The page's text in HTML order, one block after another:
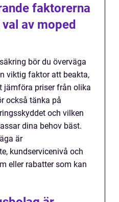
faktorerna
av moped
bör du överväga
viktig faktor att beakta,
jämföra priser från olika
också tänka på
och vilken
dina behov bäst.
är
kundservicenivå och
eller rabatter som kan